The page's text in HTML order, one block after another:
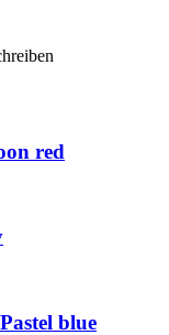
red
blue